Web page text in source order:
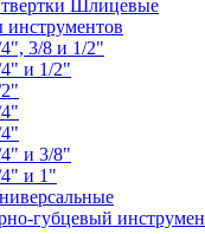
Шлицевые
3/8 и 1/2"
и 1/2"
и 3/8"
и 1"
губцевый